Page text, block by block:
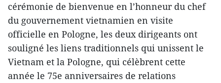
cérémonie de bienvenue en l’honneur du chef
du gouvernement vietnamien en visite
officielle en Pologne, les deux dirigeants ont
souligné les liens traditionnels qui unissent le
Vietnam et la Pologne, qui célèbrent cette
année le 75e anniversaires de relations